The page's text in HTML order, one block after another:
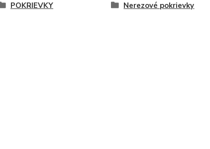
POKRIEVKY Nerezové pokrievky